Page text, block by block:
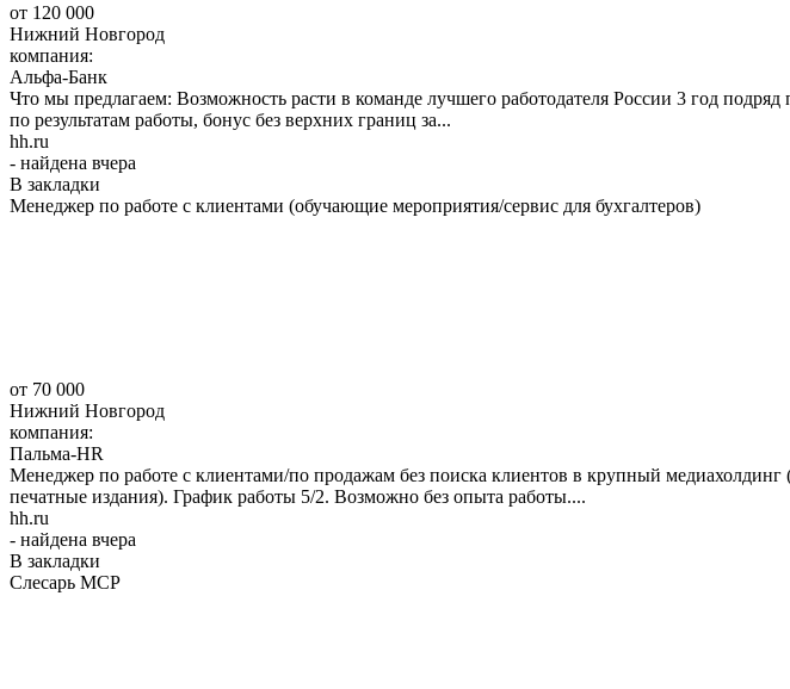
от 120 000
Нижний Новгород
компания:
Альфа-Банк
Что мы предлагаем: Возможность расти в команде лучшего работодателя России 3 год
по результатам работы, бонус без верхних границ за...
hh.ru
- найдена вчера
В закладки
Менеджер по работе с клиентами (обучающие мероприятия/сервис для бухгалтеров)
от 70 000
Нижний Новгород
компания:
Пальма-HR
Менеджер по работе с клиентами/по продажам без поиска клиентов в крупный
печатные издания). График работы 5/2. Возможно без опыта работы....
hh.ru
- найдена вчера
В закладки
Слесарь МСР